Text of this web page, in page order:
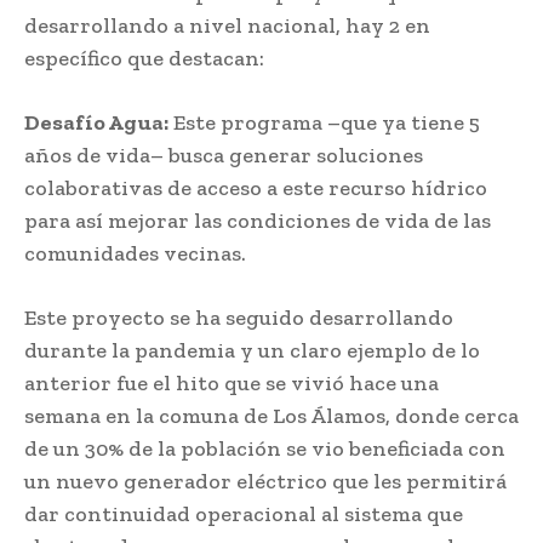
desarrollando a nivel nacional, hay 2 en
específico que destacan:
Desafío Agua:Este programa –que ya tiene 5
años de vida– busca generar soluciones
colaborativas de acceso a este recurso hídrico
para así mejorar las condiciones de vida de las
comunidades vecinas.
Este proyecto se ha seguido desarrollando
durante la pandemia y un claro ejemplo de lo
anterior fue el hito que se vivió hace una
semana en la comuna de Los Álamos, donde cerca
de un 30% de la población se vio beneficiada con
un nuevo generador eléctrico que les permitirá
dar continuidad operacional al sistema que